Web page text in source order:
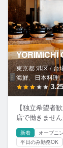
YORIMICHI
東京都 港区 / 台
海鮮、日本料理
3.25
【独立希望者
店で働きませ
新着 オープニ
平日のみ勤務OK